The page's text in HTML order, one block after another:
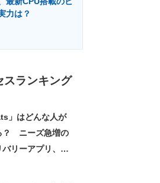
力は？
スランキング
」はどんな人が
？ ニーズ急増の
バリーアプリ、主